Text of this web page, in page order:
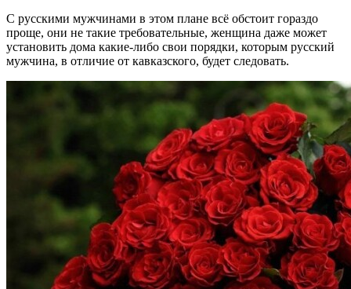
С русскими мужчинами в этом плане всё обстоит гораздо
проще, они не такие требовательные, женщина даже может
установить дома какие-либо свои порядки, которым русский
мужчина, в отличие от кавказского, будет следовать.